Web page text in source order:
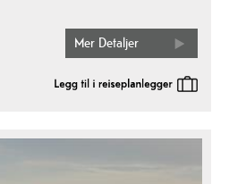
Mer Detaljer